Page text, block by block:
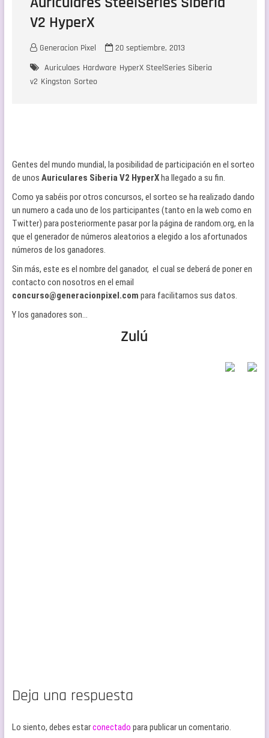
V2 HyperX
Generacion Pixel
20 septiembre, 2013
Auriculaes Hardware HyperX SteelSeries Siberia
v2 Kingston Sorteo
Gentes del mundo mundial, la posibilidad de participación en el sorteo
de unos Auriculares Siberia V2 HyperXha llegado a su fin.
Como ya sabéis por otros concursos, el sorteo se ha realizado dando
un numero a cada uno de los participantes (tanto en la web como en
Twitter) para posteriormente pasar por la página de random.org, en la
que el generador de números aleatorios a elegido a los afortunados
números de los ganadores.
Sin más, este es el nombre del ganador, el cual se deberá de poner en
contacto con nosotros en el email
concurso@generacionpixel.com para facilitarnos sus datos.
Y los ganadores son…
Zulú
Deja una respuesta
Lo siento, debes estarconectado para publicar un comentario.